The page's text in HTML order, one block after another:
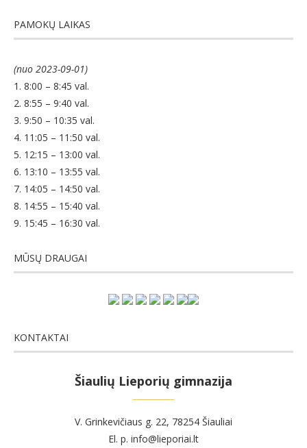
PAMOKŲ LAIKAS
(nuo 2023-09-01)
1. 8:00 – 8:45 val.
2. 8:55 – 9:40 val.
3. 9:50 – 10:35 val.
4. 11:05 – 11:50 val.
5. 12:15 – 13:00 val.
6. 13:10 – 13:55 val.
7. 14:05 – 14:50 val.
8. 14:55 – 15:40 val.
9. 15:45 – 16:30 val.
MŪSŲ DRAUGAI
KONTAKTAI
Šiaulių Lieporių gimnazija
V. Grinkevičiaus g. 22, 78254 Šiauliai
El. p. info@lieporiai.lt